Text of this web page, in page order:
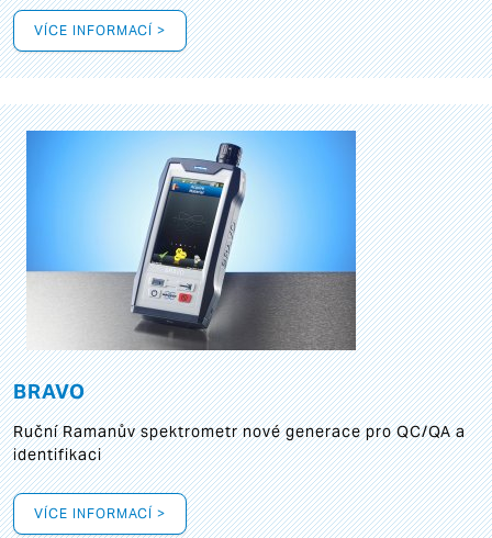
VÍCE INFORMACÍ >
BRAVO
Ruční Ramanův spektrometr nové generace pro QC/QA a
identifikaci
VÍCE INFORMACÍ >